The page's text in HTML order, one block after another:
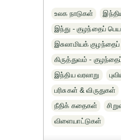
உலக நாடுகள்
இந்து - குழந்தைப்
இசுலாமியக்
கிருத்துவம் -
இந்திய வரலாறு
பரிசுகள் & விருதுகள்
நீதிக் கதைகள்
விளையாட்டுகள்